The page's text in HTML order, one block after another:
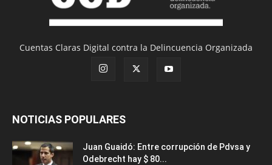
Cuentas Claras Digital contra la Delincuencia Organizada
NOTICIAS POPULARES
Juan Guaidó: Entre corrupción de Pdvsa y
Odebrecht hay $ 80...